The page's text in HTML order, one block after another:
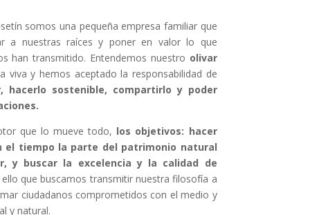
somos una pequeña empresa familiar que
a nuestras raíces y poner en valor lo que
han transmitido. Entendemos nuestro olivar
viva y hemos aceptado la responsabilidad de
hacerlo sostenible, compartirlo y poder
que lo mueve todo, los objetivos: hacer
el tiempo la parte del patrimonio natural
y buscar la excelencia y la calidad de
ello que buscamos transmitir nuestra filosofía a
ciudadanos comprometidos con el medio y
y natural.